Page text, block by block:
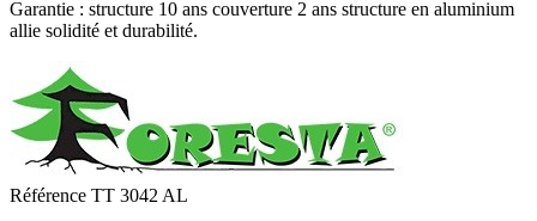
Garantie : structure 10 ans couverture 2 ans structure en aluminium
allie solidité et durabilité.
Référence TT 3042 AL